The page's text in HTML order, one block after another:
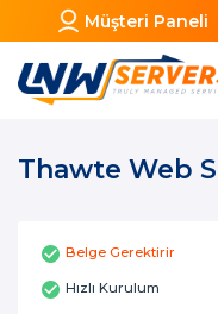
Müşteri Paneli
Thawte Web
Belge Gerektirir
Hızlı Kurulum